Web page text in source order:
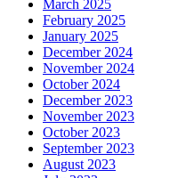
March 2025
February 2025
January 2025
December 2024
November 2024
October 2024
December 2023
November 2023
October 2023
September 2023
August 2023